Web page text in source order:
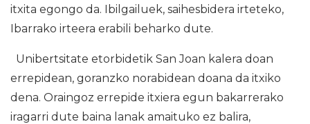
itxita egongo da. Ibilgailuek, saihesbidera irteteko,
Ibarrako irteera erabili beharko dute.
Unibertsitate etorbidetik San Joan kalera doan
errepidean, goranzko norabidean doana da itxiko
dena. Oraingoz errepide itxiera egun bakarrerako
iragarri dute baina lanak amaituko ez balira,